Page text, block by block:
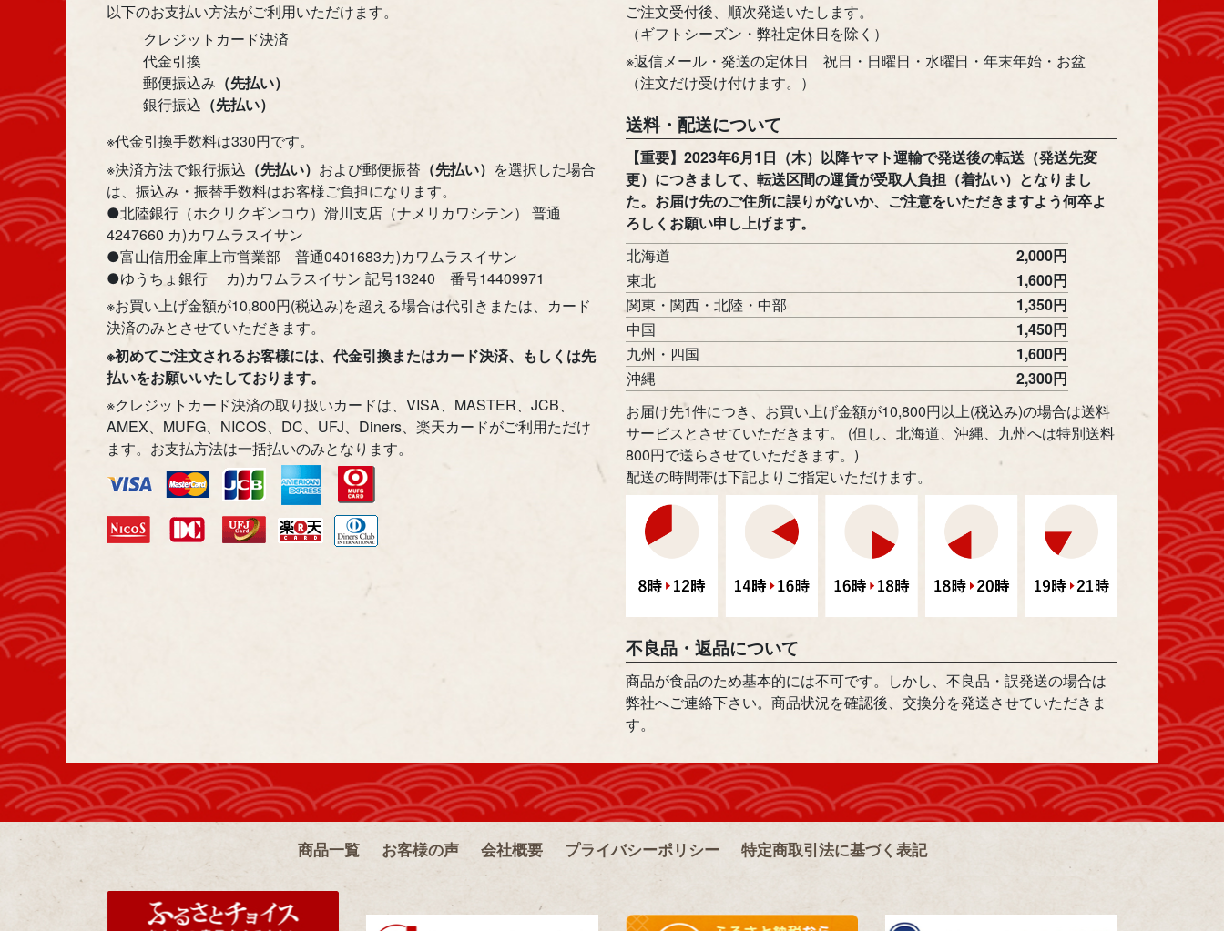
以下のお支払い方法がご利用いただけます。
クレジットカード決済
代金引換
郵便振込み （先払い）
銀行振込 （先払い）
※代金引換手数料は330円です。
※決済方法で銀行振込 （先払い） および郵便振替 （先払い） を選択した場合
は、振込み・振替手数料はお客様ご負担になります。
●北陸銀行（ホクリクギンコウ）滑川支店（ナメリカワシテン） 普通
4247660 カ)カワムラスイサン
●富山信用金庫上市営業部 普通0401683カ)カワムラスイサン
●ゆうちょ銀行 カ)カワムラスイサン 記号13240 番号14409971
※お買い上げ金額が10,800円(税込み)を超える場合は代引きまたは、カード
決済のみとさせていただきます。
※初めてご注文されるお客様には、代金引換またはカード決済、もしくは先
払いをお願いいたしております。
※クレジットカード決済の取り扱いカードは、VISA、MASTER、JCB、
AMEX、MUFG、NICOS、DC、UFJ、Diners、楽天カードがご利用ただけ
ます。お支払方法は一括払いのみとなります。
ご注文受付後、順次発送いたします。
（ギフトシーズン・弊社定休日を除く）
※返信メール・発送の定休日 祝日・日曜日・水曜日・年末年始・お盆
（注文だけ受け付けます。）
送料・配送について
【重要】2023年6月1日（木）以降ヤマト運輸で発送後の転送（発送先変
更）につきまして、転送区間の運賃が受取人負担（着払い）となりまし
た。お届け先のご住所に誤りがないか、ご注意をいただきますよう何卒よ
ろしくお願い申し上げます。
北海道
2,000円
東北
1,600円
関東・関西・北陸・中部
1,350円
中国
1,450円
九州・四国
1,600円
沖縄
2,300円
お届け先1件につき、お買い上げ金額が10,800円以上(税込み)の場合は送料
サービスとさせていただきます。 (但し、北海道、沖縄、九州へは特別送料
800円で送らさせていただきます。)
配送の時間帯は下記よりご指定いただけます。
不良品・返品について
商品が食品のため基本的には不可です。しかし、不良品・誤発送の場合は
弊社へご連絡下さい。商品状況を確認後、交換分を発送させていただきま
す。
商品一覧 お客様の声 会社概要 プライバシーポリシー 特定商取引法に基づく表記